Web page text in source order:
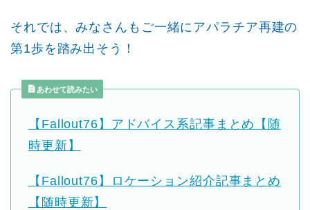
それでは、みなさんもご一緒にアパラチア再建の
第1歩を踏み出そう！
あわせて読みたい
【Fallout76】アドバイス系記事まとめ【随
時更新】
【Fallout76】ロケーション紹介記事まとめ
【随時更新】